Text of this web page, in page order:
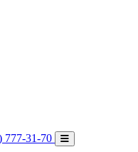
777-31-70